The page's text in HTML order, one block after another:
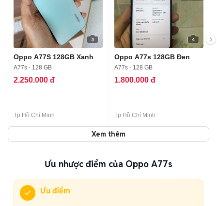
3
Oppo A77S 128GB Xanh
A77s - 128 GB
2.250.000 đ
Tp Hồ Chí Minh
4
Oppo A77s 128GB Đen
A77s - 128 GB
1.800.000 đ
Tp Hồ Chí Minh
Xem thêm
Ưu nhược điểm của Oppo A77s
Ưu điểm